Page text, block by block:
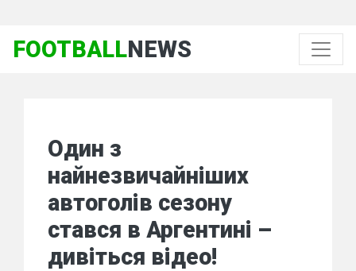
FOOTBALLNEWS
Один з
найнезвичайніших
автоголів сезону
стався в Аргентині –
дивіться відео!